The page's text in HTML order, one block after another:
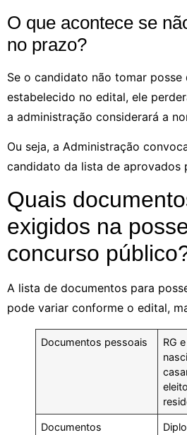
O que acontece se
no prazo?
Se o candidato não tomar
estabelecido no edital, ele
a administração considerará a
Ou seja, a Administração
candidato da lista de aprovados
Quais
exigidos na
concurso
A lista de documentos para
pode variar conforme o edital,
Documentos pessoais
RG
Documentos